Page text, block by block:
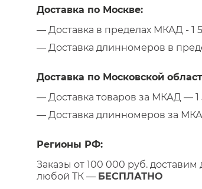
Доставка по Москве:
— Доставка в пределах МКАД - 1
— Доставка длинномеров в
Доставка по Московской
— Доставка товаров за МКАД — 1
— Доставка длинномеров за
Регионы РФ:
Заказы от 100 000 руб. доставим
любой ТК — БЕСПЛАТНО